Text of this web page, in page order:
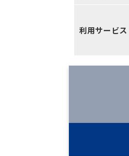
利用サービス